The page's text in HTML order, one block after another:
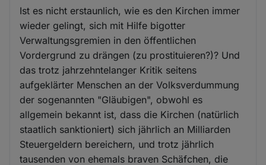
Ist es nicht erstaunlich, wie es den Kirchen immer
wieder gelingt, sich mit Hilfe bigotter
Verwaltungsgremien in den öffentlichen
Vordergrund zu drängen (zu prostituieren?)? Und
das trotz jahrzehntelanger Kritik seitens
aufgeklärter Menschen an der Volksverdummung
der sogenannten "Gläubigen", obwohl es
allgemein bekannt ist, dass die Kirchen (natürlich
staatlich sanktioniert) sich jährlich an Milliarden
Steuergeldern bereichern, und trotz jährlich
tausenden von ehemals braven Schäfchen, die